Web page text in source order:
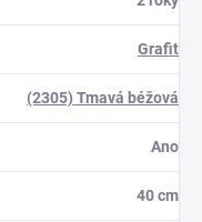
Grafit
(2305) Tmavá béžová
Ano
40 cm